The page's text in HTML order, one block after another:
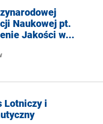
Naukowej pt.
Jakości w...
Lotniczy i